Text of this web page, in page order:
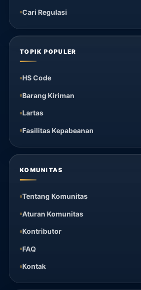
Cari Regulasi
TOPIK POPULER
HS Code
Barang Kiriman
Lartas
Fasilitas Kepabeanan
KOMUNITAS
Tentang Komunitas
Aturan Komunitas
Kontributor
FAQ
Kontak